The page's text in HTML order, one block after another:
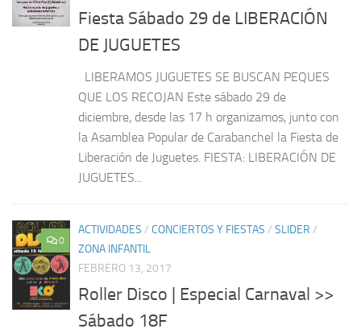
Fiesta Sábado 29 de LIBERACIÓN
DE JUGUETES
LIBERAMOS JUGUETES SE BUSCAN PEQUES
QUE LOS RECOJAN Este sábado 29 de
diciembre, desde las 17 h organizamos, junto con
la Asamblea Popular de Carabanchel la Fiesta de
Liberación de Juguetes. FIESTA: LIBERACIÓN DE
JUGUETES...
0
ACTIVIDADES / CONCIERTOS Y FIESTAS / SLIDER /
ZONA INFANTIL
FEBRERO 13, 2017
Roller Disco | Especial Carnaval >>
Sábado 18F